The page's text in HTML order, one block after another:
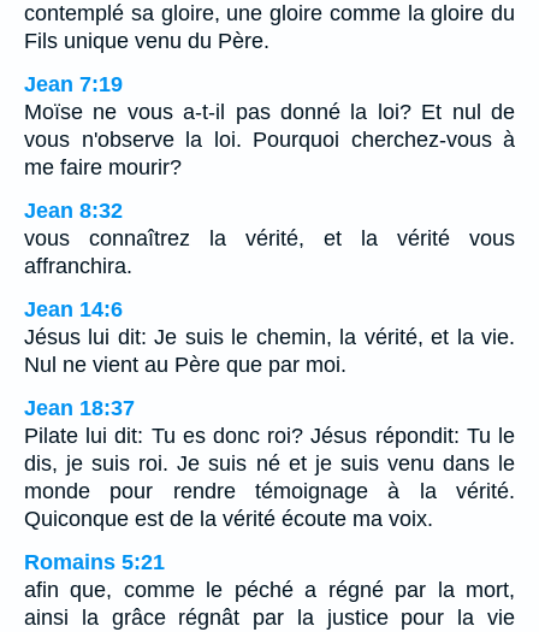
contemplé sa gloire, une gloire comme la gloire du
Fils unique venu du Père.
Jean 7:19
Moïse ne vous a-t-il pas donné la loi? Et nul de
vous n'observe la loi. Pourquoi cherchez-vous à
me faire mourir?
Jean 8:32
vous connaîtrez la vérité, et la vérité vous
affranchira.
Jean 14:6
Jésus lui dit: Je suis le chemin, la vérité, et la vie.
Nul ne vient au Père que par moi.
Jean 18:37
Pilate lui dit: Tu es donc roi? Jésus répondit: Tu le
dis, je suis roi. Je suis né et je suis venu dans le
monde pour rendre témoignage à la vérité.
Quiconque est de la vérité écoute ma voix.
Romains 5:21
afin que, comme le péché a régné par la mort,
ainsi la grâce régnât par la justice pour la vie